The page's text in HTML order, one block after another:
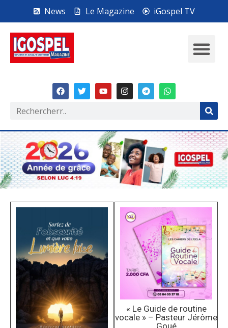
News Le Magazine iGospel TV
« Le Guide de routine
vocale » – Pasteur Jérôme